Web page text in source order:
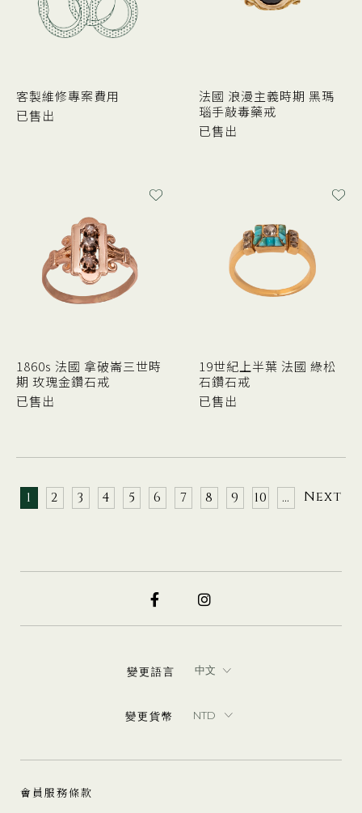
客製維修專案費用
已售出
法國 浪漫主義時期 黑瑪
瑙手敲毒藥戒
已售出
1860s 法國 拿破崙三世時
期 玫瑰金鑽石戒
已售出
19世紀上半葉 法國 綠松
石鑽石戒
已售出
1 2 3 4 5 6 7 8 9 10 … Next
變更語言
變更貨幣
會員服務條款